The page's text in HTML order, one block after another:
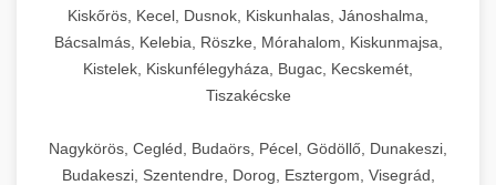
Kiskőrös, Kecel, Dusnok, Kiskunhalas, Jánoshalma,
Bácsalmás, Kelebia, Röszke, Mórahalom, Kiskunmajsa,
Kistelek, Kiskunfélegyháza, Bugac, Kecskemét,
Tiszakécske
Nagykörös, Cegléd, Budaörs, Pécel, Gödöllő, Dunakeszi,
Budakeszi, Szentendre, Dorog, Esztergom, Visegrád,